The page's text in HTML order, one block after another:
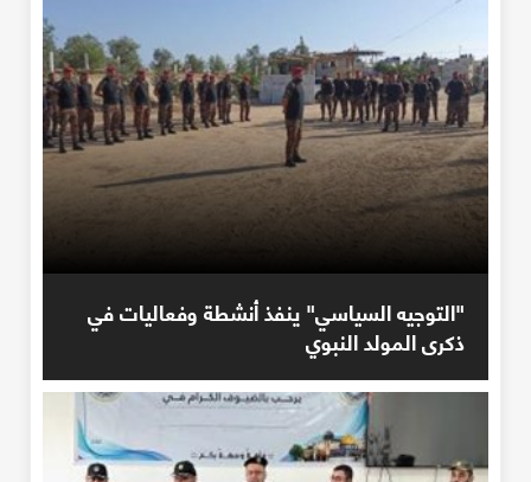
"التوجيه السياسي" ينفذ أنشطة وفعاليات في
ذكرى المولد النبوي